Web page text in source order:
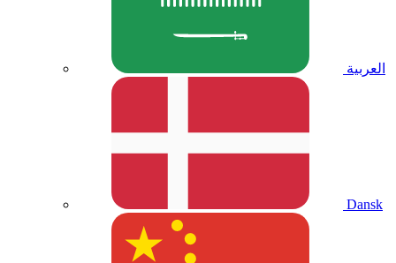
العربية
Dansk